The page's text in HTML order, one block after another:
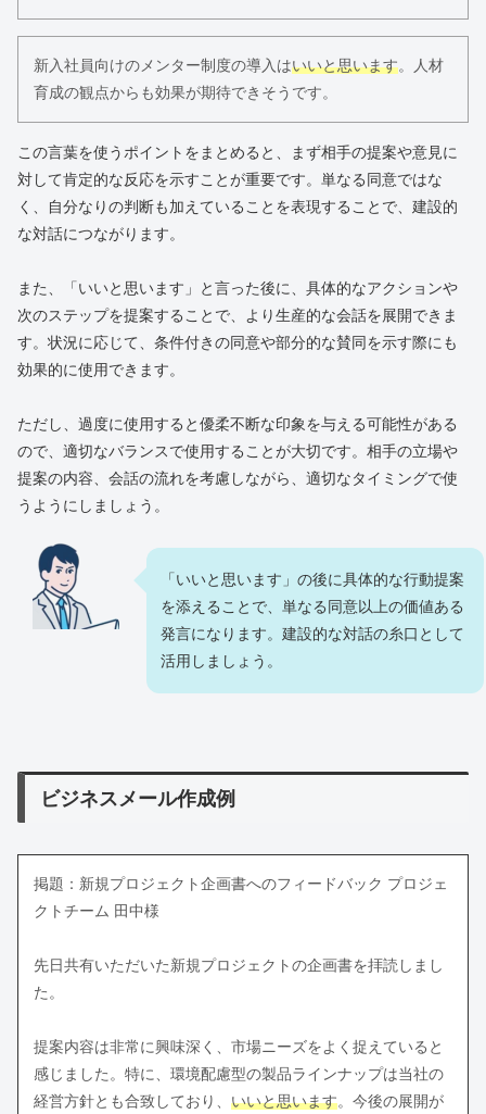
新入社員向けのメンター制度の導入はいいと思います。人材
育成の観点からも効果が期待できそうです。
この言葉を使うポイントをまとめると、まず相手の提案や意見に
対して肯定的な反応を示すことが重要です。単なる同意ではな
く、自分なりの判断も加えていることを表現することで、建設的
な対話につながります。
また、「いいと思います」と言った後に、具体的なアクションや
次のステップを提案することで、より生産的な会話を展開できま
す。状況に応じて、条件付きの同意や部分的な賛同を示す際にも
効果的に使用できます。
ただし、過度に使用すると優柔不断な印象を与える可能性がある
ので、適切なバランスで使用することが大切です。相手の立場や
提案の内容、会話の流れを考慮しながら、適切なタイミングで使
うようにしましょう。
「いいと思います」の後に具体的な行動提案
を添えることで、単なる同意以上の価値ある
発言になります。建設的な対話の糸口として
活用しましょう。
ビジネスメール作成例
掲題：新規プロジェクト企画書へのフィードバック プロジェ
クトチーム 田中様
先日共有いただいた新規プロジェクトの企画書を拝読しまし
た。
提案内容は非常に興味深く、市場ニーズをよく捉えていると
感じました。特に、環境配慮型の製品ラインナップは当社の
経営方針とも合致しており、 いいと思います。今後の展開が